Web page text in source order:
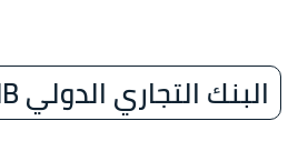
البنك التجاري الدولي CIB